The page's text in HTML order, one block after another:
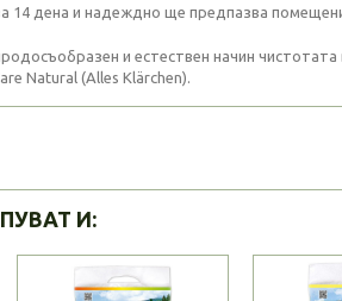
14 дена и надеждно ще предпазва
и естествен начин чистотата
Natural (Alles Klärchen).
И: